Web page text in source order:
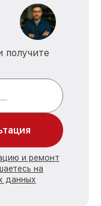
получите
и ремонт
на
данных